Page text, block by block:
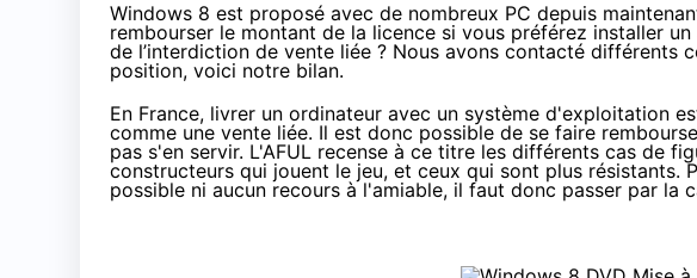
Windows 8 est proposé avec de nombreux PC depuis
rembourser le montant de la licence si vous préférez installer
de l’interdiction de vente liée ? Nous avons contacté différents
position, voici notre bilan.
En France, livrer un ordinateur avec un système d'exploitation
comme une vente liée. Il est donc possible de se faire
pas s'en servir. L'AFUL recense à ce titre les différents cas de
constructeurs qui jouent le jeu, et ceux qui sont plus résistants.
possible ni aucun recours à l'amiable, il faut donc passer par la